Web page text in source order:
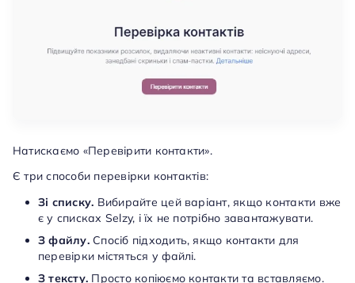
Натискаємо «Перевірити контакти».
Є три способи перевірки контактів:
Зі списку. Вибирайте цей варіант, якщо контакти вже
є у списках Selzy, і їх не потрібно завантажувати.
З файлу.Спосіб підходить, якщо контакти для
перевірки містяться у файлі.
З тексту. Просто копіюємо контакти та вставляємо.